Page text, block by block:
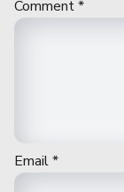
Comment*
Email*